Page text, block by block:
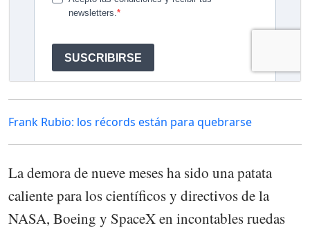
Frank Rubio: los récords están para quebrarse
La demora de nueve meses ha sido una patata
caliente para los científicos y directivos de la
NASA, Boeing y SpaceX en incontables ruedas